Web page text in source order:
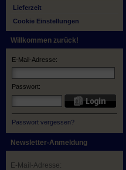
Lieferzeit
Cookie Einstellungen
Willkommen zurück!
E-Mail-Adresse:
Passwort:
Passwort vergessen?
Newsletter-Anmeldung
E-Mail-Adresse: